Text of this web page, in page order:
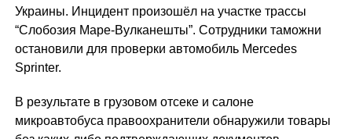
Украины. Инцидент произошёл на участке трассы
“Слобозия Маре-Вулканешты”. Сотрудники таможни
остановили для проверки автомобиль Mercedes
Sprinter.
В результате в грузовом отсеке и салоне
микроавтобуса правоохранители обнаружили товары